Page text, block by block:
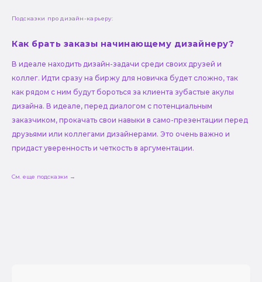
Подсказки про дизайн-карьеру:
Как брать заказы начинающему дизайнеру?
В идеале находить дизайн-задачи среди своих друзей и
коллег. Идти сразу на биржу для новичка будет сложно, так
как рядом с ним будут бороться за клиента зубастые акулы
дизайна. В идеале, перед диалогом с потенциальным
заказчиком, прокачать свои навыки в само-презентации перед
друзьями или коллегами дизайнерами. Это очень важно и
придаст уверенность и четкость в аргументации.
См. еще подсказки →